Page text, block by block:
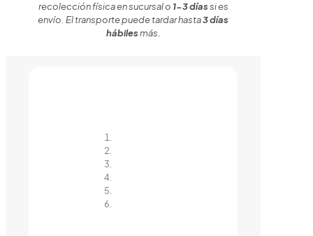
recolección física en sucursal o 1-3 díassi es
envío. El transporte puede tardar hasta3 días
hábilesmás.